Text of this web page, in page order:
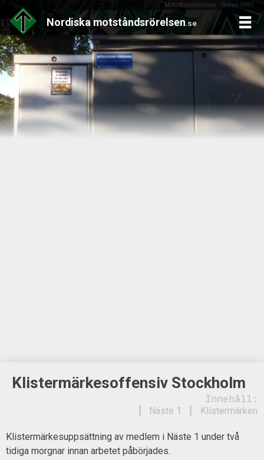
Motståndsrörelsen - Sedan 1997
Nordiska motståndsrörelsen.se
Skip
to
content
Klistermärkesoffensiv Stockholm
Innehåll:
Klistermärken
Näste 1
Klistermärkesuppsättning av medlem i Näste 1 under två
tidiga morgnar innan arbetet påbörjades.